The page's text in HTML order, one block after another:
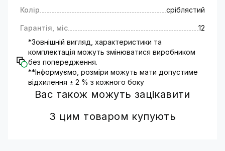
Колір сріблястий
Гарантія, міс
12
*Зовнішній вигляд, характеристики та
комплектація можуть змінюватися виробником
без попередження.
**Інформуємо, розміри можуть мати допустиме
відхилення ± 2 % з кожного боку
Вас також можуть зацікавити
З цим товаром купують